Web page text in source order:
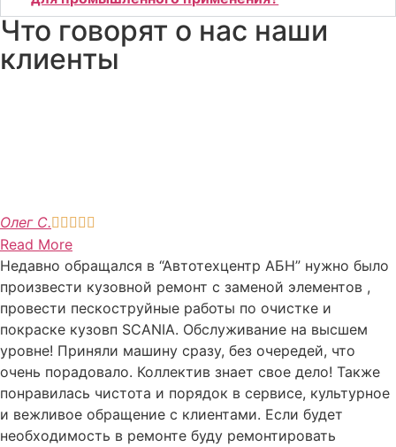
Что говорят о нас наши
клиенты
Олег С.    
Read More
Недавно обращался в “Автотехцентр АБН” нужно было
произвести кузовной ремонт с заменой элементов ,
провести пескоструйные работы по очистке и
покраске кузовп SCANIA. Обслуживание на высшем
уровне! Приняли машину сразу, без очередей, что
очень порадовало. Коллектив знает свое дело! Также
понравилась чистота и порядок в сервисе, культурное
и вежливое обращение с клиентами. Если будет
необходимость в ремонте буду ремонтировать